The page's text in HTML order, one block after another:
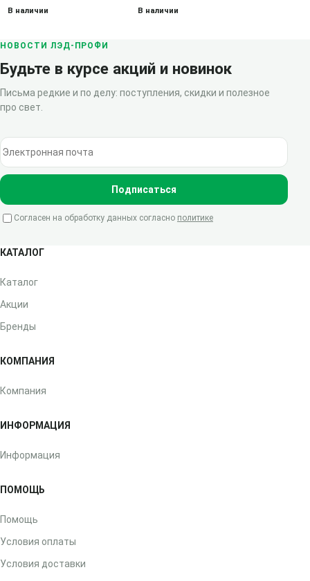
В наличии
WE185.18.223
В наличии
НОВОСТИ ЛЭД-ПРОФИ
Будьте в курсе акций и новинок
Письма редкие и по делу: поступления, скидки и полезное
про свет.
Электронная почта
Подписаться
Согласен на обработку данных согласно политике
КАТАЛОГ
Каталог
Акции
Бренды
КОМПАНИЯ
Компания
ИНФОРМАЦИЯ
Информация
ПОМОЩЬ
Помощь
Условия оплаты
Условия доставки